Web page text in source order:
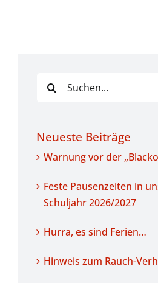
nach:
Neueste Beiträge
Warnung vor der
Feste Pausenzeiten in
Schuljahr 2026/2027
Hurra, es sind Ferien…
Hinweis zum Rauch-